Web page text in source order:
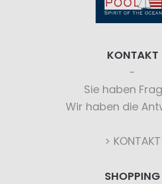
KONTAKT
Sie haben
Wir haben die
> KONTAKT
SHOPPING